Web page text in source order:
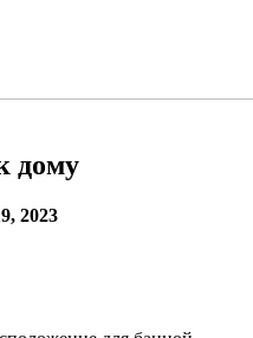
дому
2023